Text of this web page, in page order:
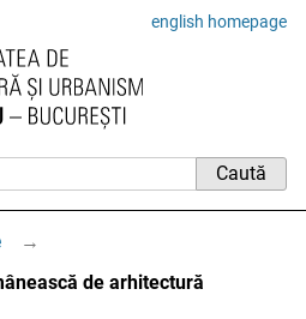
english homepage
→
de arhitectură